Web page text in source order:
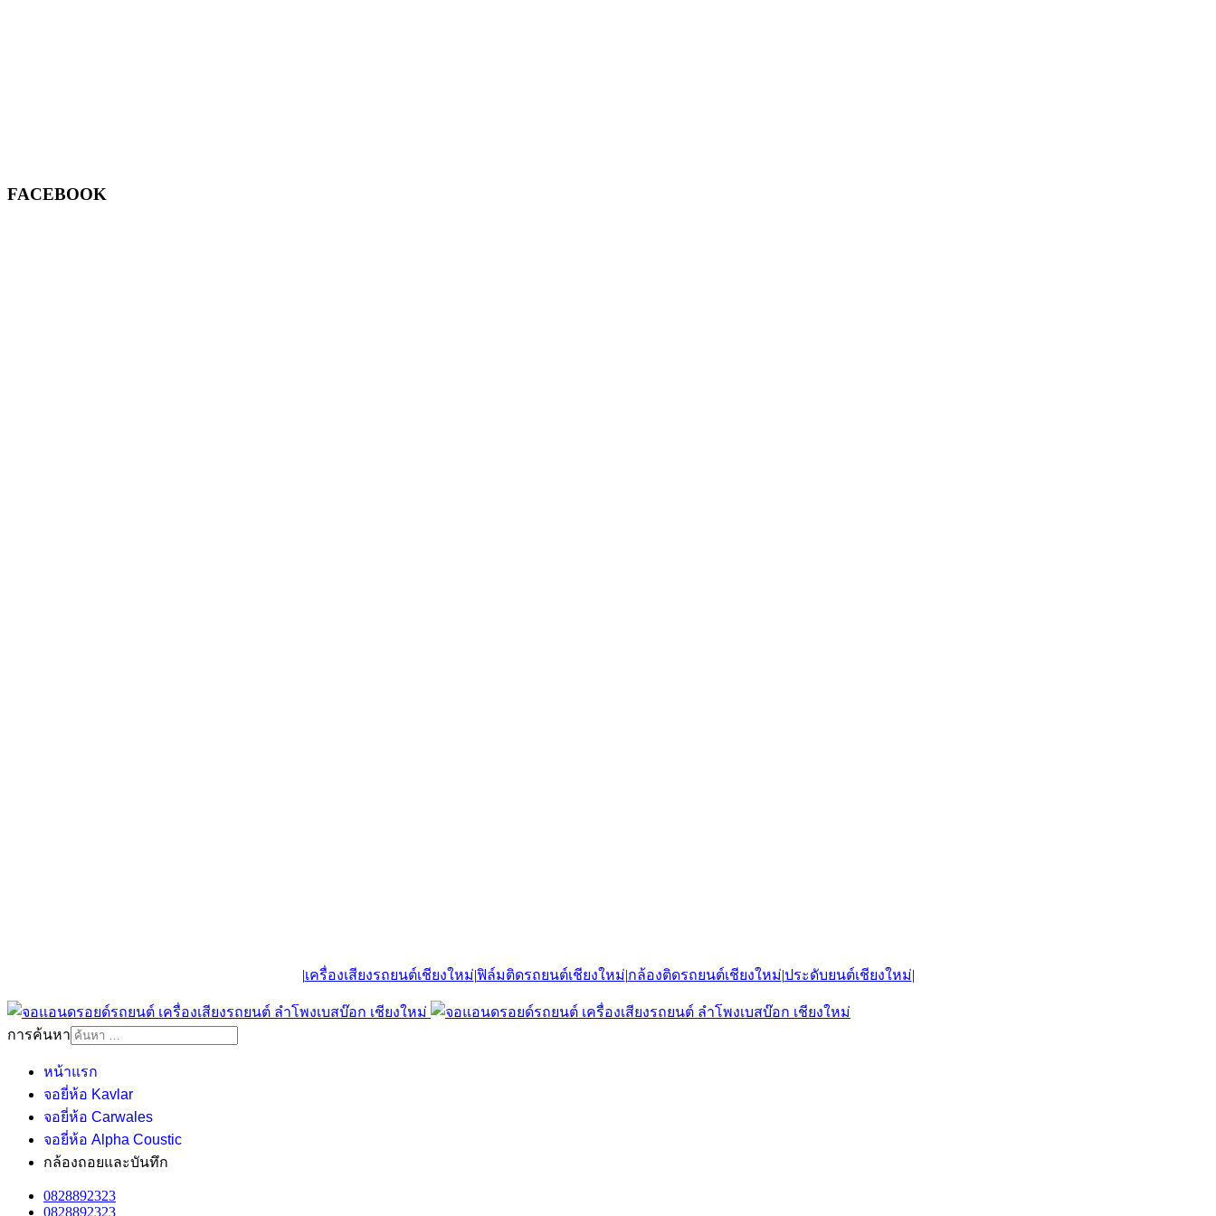
FACEBOOK
|เครื่องเสียงรถยนต์เชียงใหม่|ฟิล์มติดรถยนต์เชียงใหม่|กล้องติดรถยนต์เชียงใหม่|ประดับยนต์เชียงใหม่|
การค้นหา
หน้าแรก
จอยี่ห้อ Kavlar
จอยี่ห้อ Carwales
จอยี่ห้อ Alpha Coustic
กล้องถอยและบันทึก
0828892323
0828892323